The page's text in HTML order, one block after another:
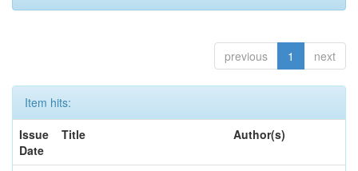
previous 1 next
Item hits:
Issue
Date
Title Author(s)